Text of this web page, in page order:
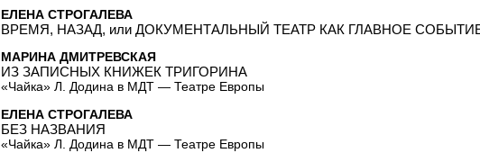
ЕЛЕНА СТРОГАЛЕВА
ВРЕМЯ, НАЗАД, или ДОКУМЕНТАЛЬНЫЙ ТЕАТР КАК ГЛАВНОЕ
МАРИНА ДМИТРЕВСКАЯ
ИЗ ЗАПИСНЫХ КНИЖЕК ТРИГОРИНА
«Чайка» Л. Додина в МДТ — Театре Европы
ЕЛЕНА СТРОГАЛЕВА
БЕЗ НАЗВАНИЯ
«Чайка» Л. Додина в МДТ — Театре Европы